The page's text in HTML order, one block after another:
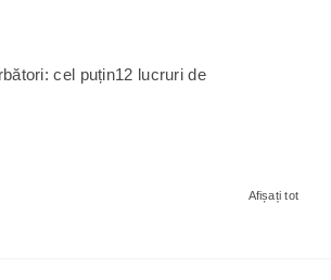
cel puțin12 lucruri de
Afișați tot